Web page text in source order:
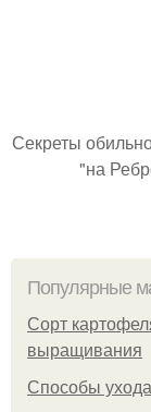
Секреты
"на
Популярные
Сорт
выращивания
Способы